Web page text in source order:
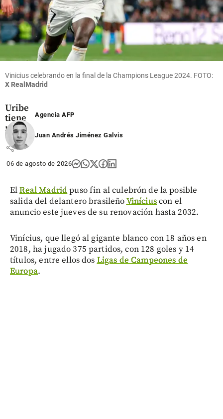
antioqueño
share
Uribe
tiene
razón
share
Vinicius celebrando en la final de la Champions League 2024. FOTO:
X RealMadrid
Agencia AFP
Juan Andrés Jiménez Galvis
06 de agosto de 2026
ElReal Madridpuso fin al culebrón de la posible
salida del delantero brasileñoViníciuscon el
anuncio este jueves de su renovación hasta 2032.
Vinícius, que llegó al gigante blanco con 18 años en
2018, ha jugado 375 partidos, con 128 goles y 14
títulos, entre ellos dos Ligas de Campeones de
Europa.